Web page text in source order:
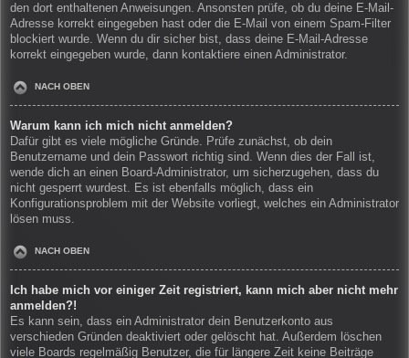
den dort enthaltenen Anweisungen. Ansonsten prüfe, ob du deine E-Mail-
Adresse korrekt eingegeben hast oder die E-Mail von einem Spam-Filter
blockiert wurde. Wenn du dir sicher bist, dass deine E-Mail-Adresse
korrekt eingegeben wurde, dann kontaktiere einen Administrator.
NACH OBEN
Warum kann ich mich nicht anmelden?
Dafür gibt es viele mögliche Gründe. Prüfe zunächst, ob dein
Benutzername und dein Passwort richtig sind. Wenn dies der Fall ist,
wende dich an einen Board-Administrator, um sicherzugehen, dass du
nicht gesperrt wurdest. Es ist ebenfalls möglich, dass ein
Konfigurationsproblem mit der Website vorliegt, welches ein Administrator
lösen muss.
NACH OBEN
Ich habe mich vor einiger Zeit registriert, kann mich aber nicht mehr
anmelden?!
Es kann sein, dass ein Administrator dein Benutzerkonto aus
verschieden Gründen deaktiviert oder gelöscht hat. Außerdem löschen
viele Boards regelmäßig Benutzer, die für längere Zeit keine Beiträge